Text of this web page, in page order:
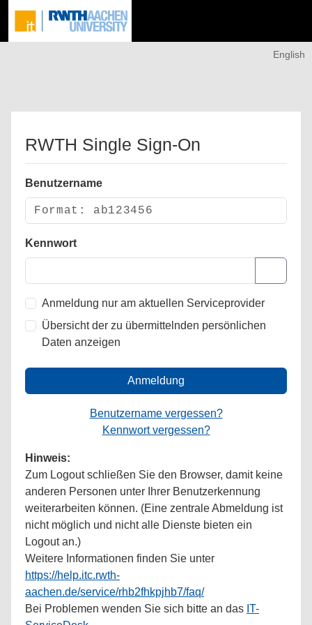
English
RWTH Single Sign-On
Benutzername
Kennwort
Anmeldung nur am aktuellen Serviceprovider
Übersicht der zu übermittelnden persönlichen
Daten anzeigen
Anmeldung
Benutzername vergessen?
Kennwort vergessen?
Hinweis:
Zum Logout schließen Sie den Browser, damit keine
anderen Personen unter Ihrer Benutzerkennung
weiterarbeiten können. (Eine zentrale Abmeldung ist
nicht möglich und nicht alle Dienste bieten ein
Logout an.)
Weitere Informationen finden Sie unter
https://help.itc.rwth-
aachen.de/service/rhb2fhkpjhb7/faq/
Bei Problemen wenden Sie sich bitte an das IT-